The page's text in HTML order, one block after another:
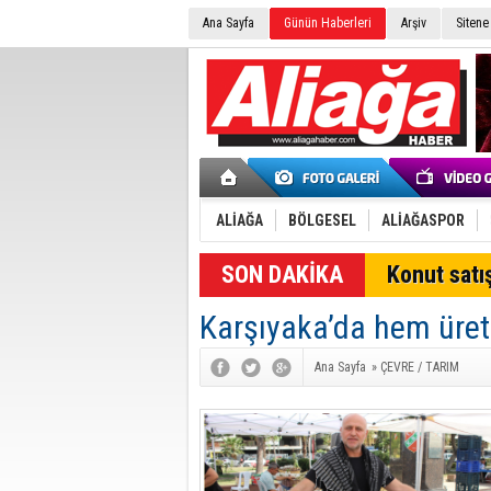
Ana Sayfa Günün Haberleri Arşiv
ALİAĞA BÖLGESEL ALİAĞASPOR
SON DAKİKA Konut
Karşıyaka’da hem
Ana Sayfa » ÇEVRE / TARIM